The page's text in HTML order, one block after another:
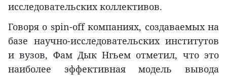
исследовательских коллективов.
Говоря о spin-off компаниях, создаваемых на
базе научно-исследовательских институтов
и вузов, Фам Дык Нгьем отметил, что это
наиболее эффективная модель вывода